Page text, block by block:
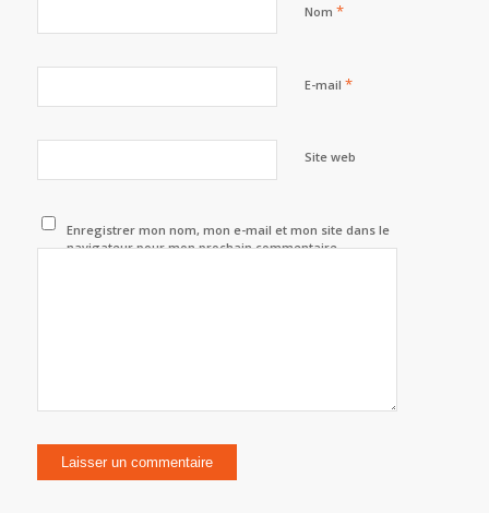
Nom *
E-mail *
Site web
Enregistrer mon nom, mon e-mail et mon site dans le
navigateur pour mon prochain commentaire.